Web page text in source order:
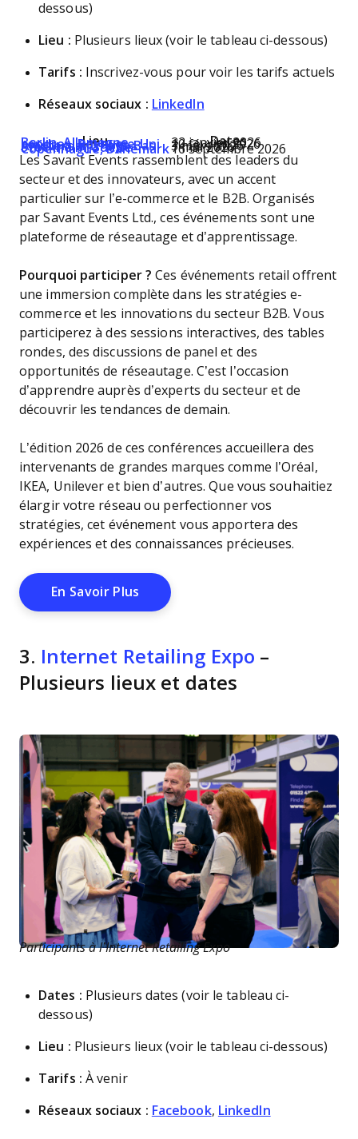
dessous)
Lieu : Plusieurs lieux (voir le tableau ci-dessous)
Tarifs : Inscrivez-vous pour voir les tarifs actuels
Réseaux sociaux : LinkedIn
Lieu Dates
Berlin, Allemagne 22 janvier 2026
Londres, Royaume-Uni 10 février 2026
Amsterdam, Pays-Bas 3 mars 2026
Stockholm, Suède 7 mai 2026
Copenhague, Danemark16 septembre 2026
Les Savant Events rassemblent des leaders du
secteur et des innovateurs, avec un accent
particulier sur l’e-commerce et le B2B. Organisés
par Savant Events Ltd., ces événements sont une
plateforme de réseautage et d’apprentissage.
Pourquoi participer ? Ces événements retail offrent
une immersion complète dans les stratégies e-
commerce et les innovations du secteur B2B. Vous
participerez à des sessions interactives, des tables
rondes, des discussions de panel et des
opportunités de réseautage. C’est l’occasion
d’apprendre auprès d’experts du secteur et de
découvrir les tendances de demain.
L’édition 2026 de ces conférences accueillera des
intervenants de grandes marques comme l’Oréal,
IKEA, Unilever et bien d’autres. Que vous souhaitiez
élargir votre réseau ou perfectionner vos
stratégies, cet événement vous apportera des
expériences et des connaissances précieuses.
En Savoir Plus Opens New Window
3. Internet Retailing Expo –
Plusieurs lieux et dates
Participants à l’Internet Retailing Expo
Dates : Plusieurs dates (voir le tableau ci-
dessous)
Lieu : Plusieurs lieux (voir le tableau ci-dessous)
Tarifs : À venir
Réseaux sociaux : Facebook, LinkedIn